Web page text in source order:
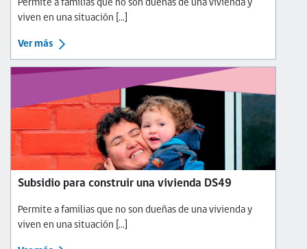
Permite a familias que no son dueñas de una vivienda y
viven en una situación [...]
Ver más
Subsidio para construir una vivienda DS49
Permite a familias que no son dueñas de una vivienda y
viven en una situación [...]